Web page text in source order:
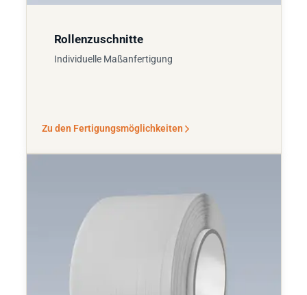
Rollenzuschnitte
Individuelle Maßanfertigung
Zu den Fertigungsmöglichkeiten